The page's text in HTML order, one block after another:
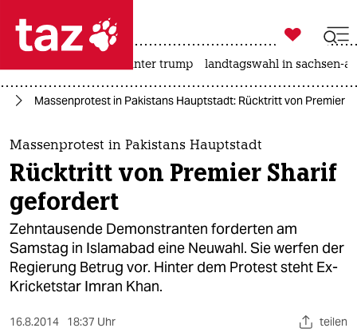
 taz zahl ich
taz zahl ich
themen
politik
öko
gesellschaft
kultur
sport

taz zahl ich
usa unter trump landtagswahl in sachsen-
Massenprotest in Pakistans Hauptstadt: Rücktritt von Premier
Massenprotest in Pakistans Hauptstadt
Rücktritt von Premier Sharif
gefordert
Zehntausende Demonstranten forderten am
Samstag in Islamabad eine Neuwahl. Sie werfen der
Regierung Betrug vor. Hinter dem Protest steht Ex-
Kricketstar Imran Khan.
16.8.2014 18:37 Uhr teilen